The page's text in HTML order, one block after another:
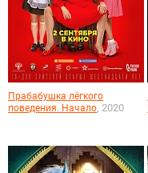
Прабабушка лёгкого
поведения. Начало, 2020